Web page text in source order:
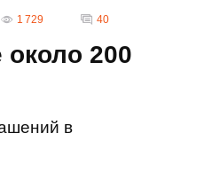
1 729 40
200
в